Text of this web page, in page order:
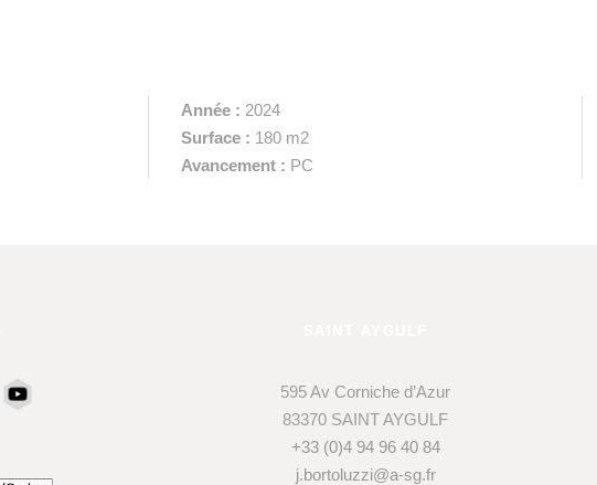
Année : 2024
Surface : 180 m2
Avancement : PC
595 Av Corniche d’Azur
83370 SAINT AYGULF
+33 (0)4 94 96 40 84
j.bortoluzzi@a-sg.fr